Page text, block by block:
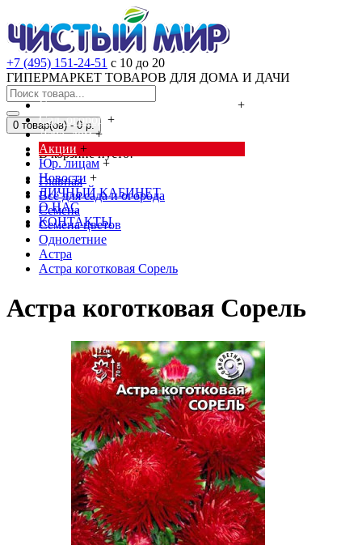
+7 (495) 151-24-51 с 10 до 20
ГИПЕРМАРКЕТ ТОВАРОВ ДЛЯ ДОМА И ДАЧИ
Cредства от насекомых и грызунов
+
Сад, огород +
Дача, дом +
Акции +
Юр. лицам +
Новости +
ЛИЧНЫЙ КАБИНЕТ
О НАС
КОНТАКТЫ
0 товар(ов) - 0 р.
В корзине пусто!
Главная
Всё для сада и огорода
Семена
Семена цветов
Однолетние
Астра
Астра коготковая Сорель
Астра коготковая Сорель